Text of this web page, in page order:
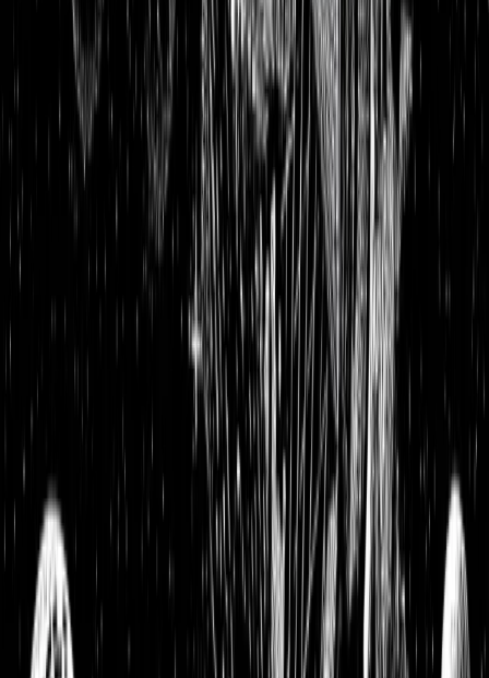
Aktienanalysen